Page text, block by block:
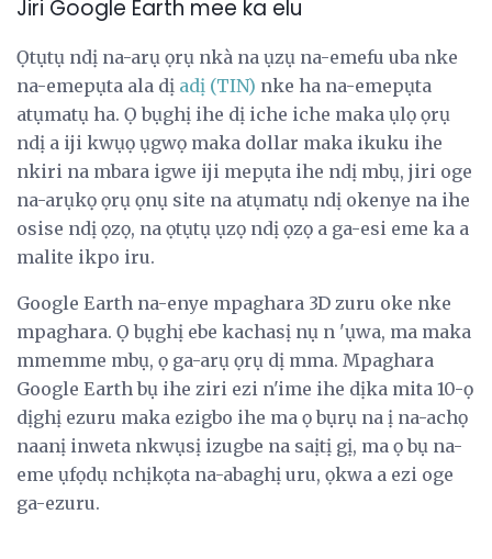
Jiri Google Earth mee ka elu
Ọtụtụ ndị na-arụ ọrụ nkà na ụzụ na-emefu uba nke
na-emepụta ala dị adị (TIN) nke ha na-emepụta
atụmatụ ha. Ọ bụghị ihe dị iche iche maka ụlọ ọrụ
ndị a iji kwụọ ụgwọ maka dollar maka ikuku ihe
nkiri na mbara igwe iji mepụta ihe ndị mbụ, jiri oge
na-arụkọ ọrụ ọnụ site na atụmatụ ndị okenye na ihe
osise ndị ọzọ, na ọtụtụ ụzọ ndị ọzọ a ga-esi eme ka a
malite ikpo iru.
Google Earth na-enye mpaghara 3D zuru oke nke
mpaghara. Ọ bụghị ebe kachasị nụ n 'ụwa, ma maka
mmemme mbụ, ọ ga-arụ ọrụ dị mma. Mpaghara
Google Earth bụ ihe ziri ezi n'ime ihe dịka mita 10-ọ
dịghị ezuru maka ezigbo ihe ma ọ bụrụ na ị na-achọ
naanị inweta nkwụsị izugbe na saịtị gị, ma ọ bụ na-
eme ụfọdụ nchịkọta na-abaghị uru, ọkwa a ezi oge
ga-ezuru.